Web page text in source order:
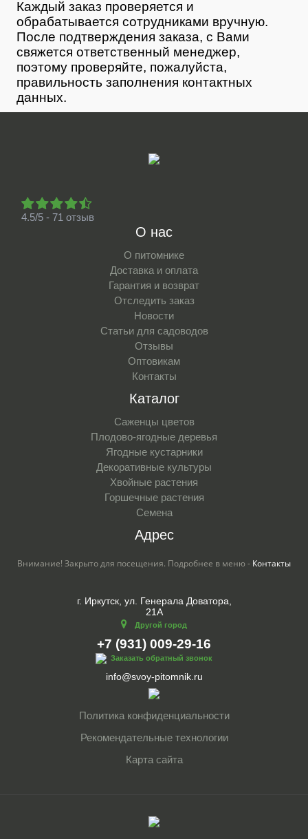
Каждый заказ проверяется и
обрабатывается сотрудниками вручную.
После подтверждения заказа, с Вами
свяжется ответственный менеджер,
поэтому проверяйте, пожалуйста,
правильность заполнения контактных
данных.
4.5/5 - 71 отзыв
О нас
О питомнике
Доставка и оплата
Гарантия и возврат
Отследить заказ
Новости
Статьи для садоводов
Отзывы
Оптовикам
Контакты
Каталог
Саженцы цветов
Плодово-ягодные деревья
Ягодные кустарники
Декоративные культуры
Хвойные растения
Горшечные растения
Семена
Адрес
Внимание! Закрыто для посещения. Подробнее в меню - Контакты
г. Иркутск, ул. Генерала Доватора,
21А
Другой город
+7 (931) 009-29-16
Заказать обратный звонок
info@svoy-pitomnik.ru
Политика конфиденциальности
Рекомендательные технологии
Карта сайта